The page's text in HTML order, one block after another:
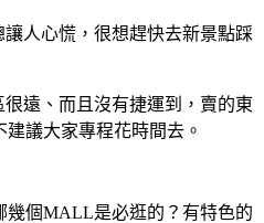
人心慌，很想趕快去新景點踩
遠、而且沒有捷運到，賣的東
議大家專程花時間去。
幾個MALL是必逛的？有特色的